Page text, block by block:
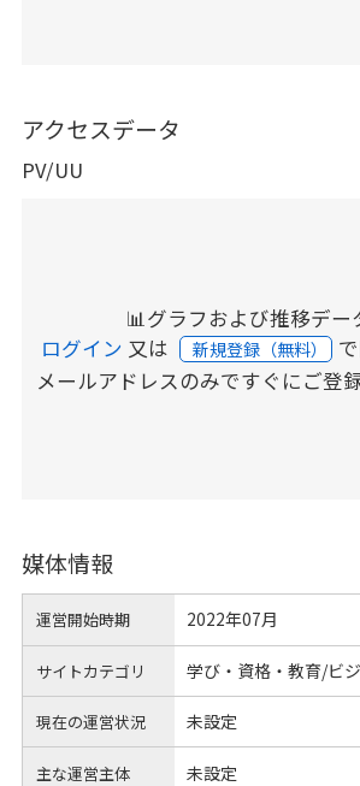
アクセスデータ
PV/UU
📊グラフおよび推移デー
ログイン 又は 新規登録（無料）
メールアドレスのみですぐにご登
媒体情報
運営開始時期 2022年07月
サイトカテゴリ 学び・資格・教育/ビ
現在の運営状況 未設定
主な運営主体 未設定